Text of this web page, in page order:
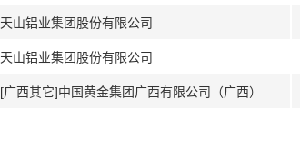
天山铝业集团股份有限公司
天山铝业集团股份有限公司
[广西其它]中国黄金集团广西有限公司（广西）